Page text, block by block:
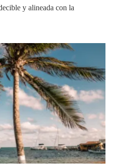
y alineada con la